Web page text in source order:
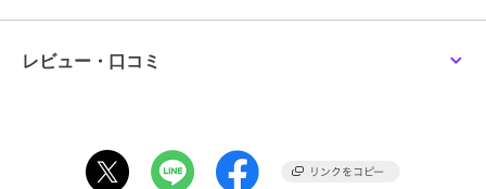
すべてのメイクアップグッズ ／
商品のお取り扱い方法
レビュー・口コミ